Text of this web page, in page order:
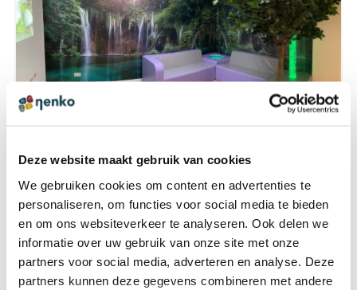
Deze website maakt gebruik van cookies
We gebruiken cookies om content en advertenties te
personaliseren, om functies voor social media te bieden
en om ons websiteverkeer te analyseren. Ook delen we
informatie over uw gebruik van onze site met onze
partners voor social media, adverteren en analyse. Deze
partners kunnen deze gegevens combineren met andere
SNOEZELRUIMTE IN NATUUR THEMA